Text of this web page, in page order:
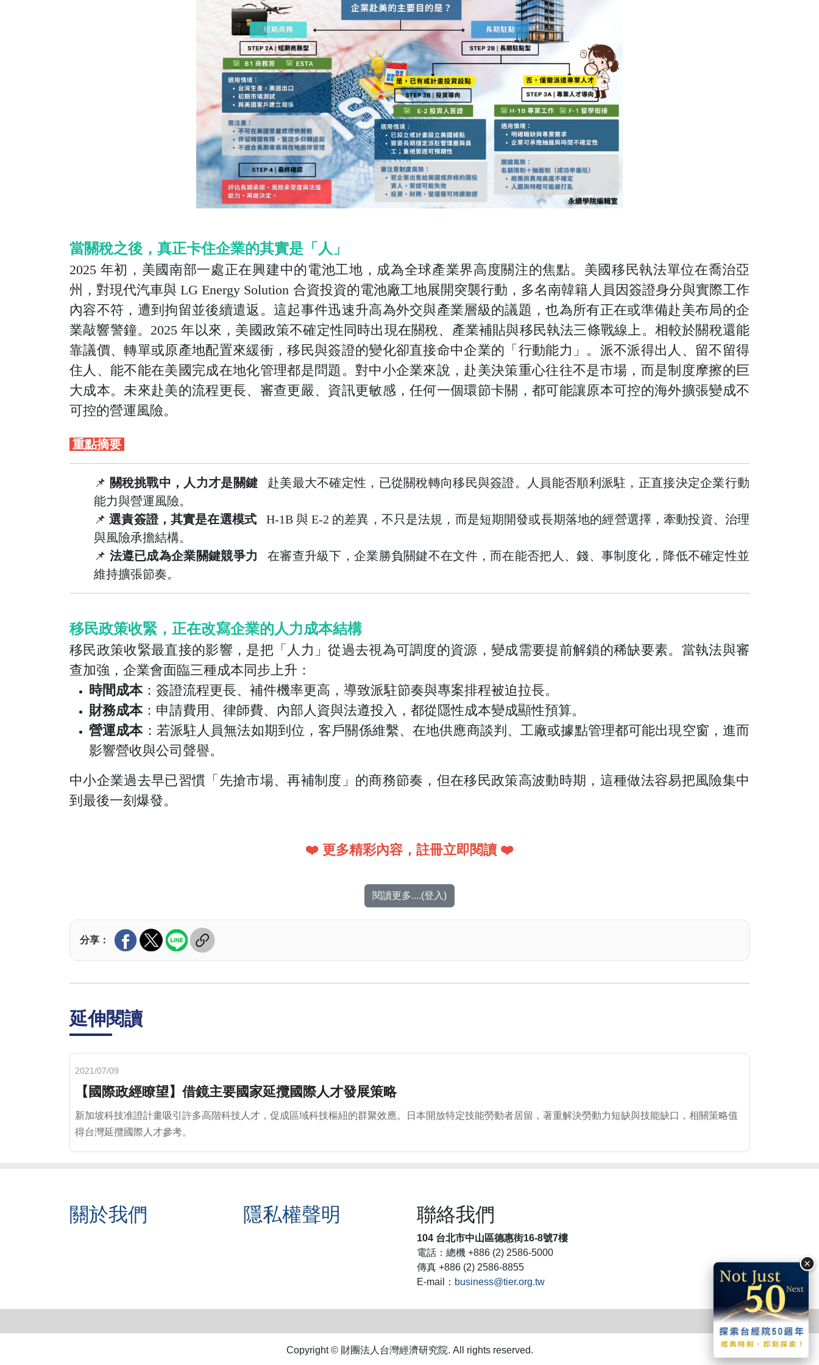
×
當關稅之後，真正卡住企業的其實是「人」
2025 年初，美國南部一處正在興建中的電池工地，成為全球產業界高度關注的焦點。美國移民執法單位在喬治亞
州，對現代汽車與 LG Energy Solution 合資投資的電池廠工地展開突襲行動，多名南韓籍人員因簽證身分與實際工作
內容不符，遭到拘留並後續遣返。這起事件迅速升高為外交與產業層級的議題，也為所有正在或準備赴美布局的企
業敲響警鐘。 2025 年以來，美國政策不確定性同時出現在關稅、產業補貼與移民執法三條戰線上。相較於關稅還能
靠議價、轉單或原產地配置來緩衝，移民與簽證的變化卻直接命中企業的「行動能力」。派不派得出人、留不留得
住人、能不能在美國完成在地化管理都是問題。對中小企業來說，赴美決策重心往往不是市場，而是制度摩擦的巨
大成本。未來赴美的流程更長、審查更嚴、資訊更敏感，任何一個環節卡關，都可能讓原本可控的海外擴張變成不
可控的營運風險。
重點摘要
📌 關稅挑戰中，人力才是關鍵 赴美最大不確定性，已從關稅轉向移民與簽證。人員能否順利派駐，正直接決定企業行動
能力與營運風險。
📌選責簽證，其實是在選模式 H-1B 與 E-2 的差異，不只是法規，而是短期開發或長期落地的經營選擇，牽動投資、治理
與風險承擔結構。
📌 法遵已成為企業關鍵競爭力 在審查升級下，企業勝負關鍵不在文件，而在能否把人、錢、事制度化，降低不確定性並
維持擴張節奏。
移民政策收緊，正在改寫企業的人力成本結構
移民政策收緊最直接的影響，是把「人力」從過去視為可調度的資源，變成需要提前解鎖的稀缺要素。當執法與審
查加強，企業會面臨三種成本同步上升：
時間成本：簽證流程更長、補件機率更高，導致派駐節奏與專案排程被迫拉長。
財務成本：申請費用、律師費、內部人資與法遵投入，都從隱性成本變成顯性預算。
營運成本：若派駐人員無法如期到位，客戶關係維繫、在地供應商談判、工廠或據點管理都可能出現空窗，進而
影響營收與公司聲譽。
中小企業過去早已習慣「先搶市場、再補制度」的商務節奏，但在移民政策高波動時期，這種做法容易把風險集中
到最後一刻爆發。
❤️ 更多精彩內容，註冊立即閱讀 ❤️
閱讀更多....(登入)
分享：
延伸閱讀
2021/07/09
【國際政經瞭望】借鏡主要國家延攬國際人才發展策略
新加坡科技准證計畫吸引許多高階科技人才，促成區域科技樞紐的群聚效應。日本開放特定技能勞動者居留，著重解決勞動力短缺與技能缺口，相關策略值
得台灣延攬國際人才參考。
關於我們 隱私權聲明 聯絡我們
104 台北市中山區德惠街16-8號7樓
電話：總機 +886 (2) 2586-5000
傳真 +886 (2) 2586-8855
E-mail： business@tier.org.tw
Copyright © 財團法人台灣經濟研究院. All rights reserved.